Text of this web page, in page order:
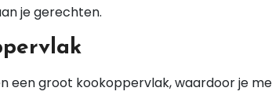
je gerechten.
een groot kookoppervlak, waardoor je